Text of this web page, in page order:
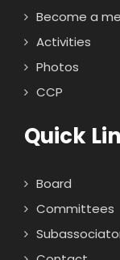
Become a
Activities
Photos
CCP
Quick
Board
Committees